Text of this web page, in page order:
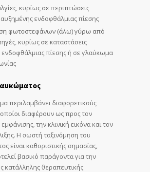
κυρίως σε περιπτώσεις
ενδοφθάλμιας πίεσης
φωτοστεφάνων (άλω) γύρω από
κυρίως σε καταστάσεις
ενδοφθάλμιας πίεσης ή σε γλαύκωμα
περιλαμβάνει διαφορετικούς
διαφέρουν ως προς τον
την κλινική εικόνα και τον
Η σωστή ταξινόμηση του
είναι καθοριστικής σημασίας,
βασικό παράγοντα για την
κατάλληλης θεραπευτικής